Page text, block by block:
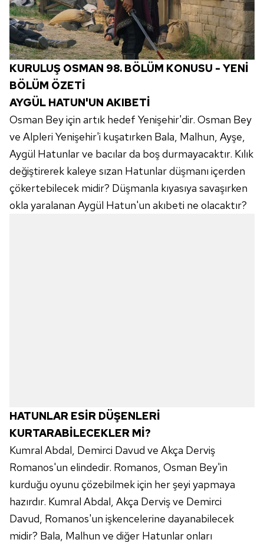
KURULUŞ OSMAN 98. BÖLÜM KONUSU - YENİ
BÖLÜM ÖZETİ
AYGÜL HATUN'UN AKIBETİ
Osman Bey için artık hedef Yenişehir'dir. Osman Bey
ve Alpleri Yenişehir'i kuşatırken Bala, Malhun, Ayşe,
Aygül Hatunlar ve bacılar da boş durmayacaktır. Kılık
değiştirerek kaleye sızan Hatunlar düşmanı içerden
çökertebilecek midir? Düşmanla kıyasıya savaşırken
okla yaralanan Aygül Hatun'un akıbeti ne olacaktır?
HATUNLAR ESİR DÜŞENLERİ
KURTARABİLECEKLER Mİ?
Kumral Abdal, Demirci Davud ve Akça Derviş
Romanos'un elindedir. Romanos, Osman Bey'in
kurduğu oyunu çözebilmek için her şeyi yapmaya
hazırdır. Kumral Abdal, Akça Derviş ve Demirci
Davud, Romanos'un işkencelerine dayanabilecek
midir? Bala, Malhun ve diğer Hatunlar onları